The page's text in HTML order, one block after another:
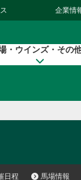
企業情
・ウインズ・その
日程 馬場情報